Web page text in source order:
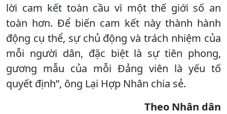
lời cam kết toàn cầu vì một thế giới số an
toàn hơn. Để biến cam kết này thành hành
động cụ thể, sự chủ động và trách nhiệm của
mỗi người dân, đặc biệt là sự tiên phong,
gương mẫu của mỗi Đảng viên là yếu tố
quyết định”, ông Lại Hợp Nhân chia sẻ.
Theo Nhân dân